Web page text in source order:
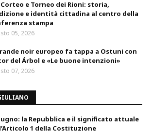
e Torneo dei Rioni: storia,
e identità cittadina al centro della
stampa
05, 2026
noir europeo fa tappa a Ostuni con
del Árbol e «Le buone intenzioni»
07, 2026
la Repubblica e il significato attuale
1 della Costituzione